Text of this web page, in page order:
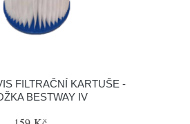
FILTRAČNÍ KARTUŠE -
BESTWAY IV